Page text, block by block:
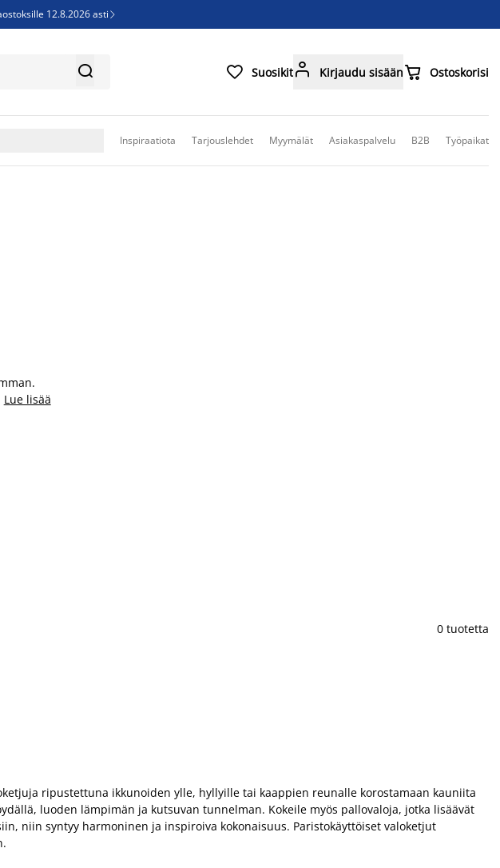
12.8.2026 asti 
60%   Suosikit Kirjaudu sisään Ostoskorisi
Inspiraatiota Tarjouslehdet Myymälät Asiakaspalvelu B2B Työpaikat
ja
Lue lisää
0 tuotetta
ripustettuna ikkunoiden ylle, hyllyille tai kaappien reunalle korostamaan kauniita
luoden lämpimän ja kutsuvan tunnelman. Kokeile myös pallovaloja, jotka lisäävät
niin syntyy harmoninen ja inspiroiva kokonaisuus. Paristokäyttöiset valoketjut